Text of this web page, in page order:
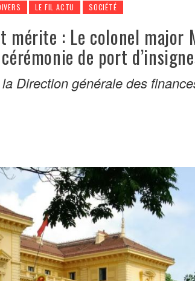
LE FIL ACTU SOCIÉTÉ
mérite : Le colonel major
de port
Direction générale des